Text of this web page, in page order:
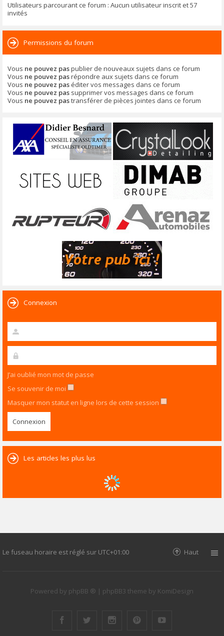
Utilisateurs parcourant ce forum : Aucun utilisateur inscrit et 57
invités
Permissions du forum
Vous ne pouvez paspublier de nouveaux sujets dans ce forum
Vous ne pouvez pasrépondre aux sujets dans ce forum
Vous ne pouvez pas éditer vos messages dans ce forum
Vous ne pouvez pas supprimer vos messages dans ce forum
Vous ne pouvez pastransférer de pièces jointes dans ce forum
Connexion
J’ai oublié mon mot de passe
Se souvenir de moi
Masquer mon statut en ligne lors de cette session
Les articles les plus lus
Le fuseau horaire est réglé sur UTC+01:00 Haut
Powered by phpBB ® | phpBB3 theme by KomiDesign